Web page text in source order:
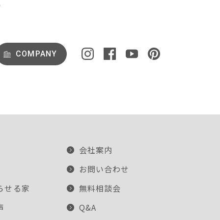
COMPANY
せる家
会社案内
お問い合わせ
無料相談会
Q&A